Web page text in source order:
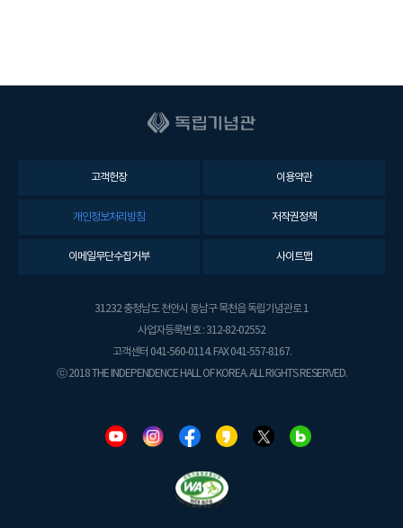
고객헌장 이용약관
개인정보처리방침 저작권정책
이메일무단수집거부 사이트맵
31232 충청남도 천안시 동남구 목천읍 독립기념관로 1
사업자등록번호 : 312-82-02552
고객센터 041-560-0114. FAX 041-557-8167.
ⓒ 2018 THE INDEPENDENCE HALL OF KOREA. ALL RIGHTS RESERVED.